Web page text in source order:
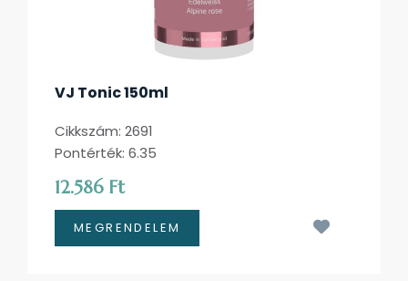
VJ Tonic 150ml
Cikkszám: 2691
Pontérték: 6.35
12.586 Ft